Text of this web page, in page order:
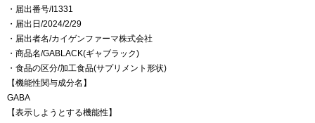
・届出番号/I1331
・届出日/2024/2/29
・届出者名/カイゲンファーマ株式会社
・商品名/GABLACK(ギャブラック)
・食品の区分/加工食品(サプリメント形状)
【機能性関与成分名】
GABA
【表示しようとする機能性】